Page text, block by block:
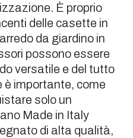
È proprio
delle casette in
da giardino in
possono essere
versatile e del tutto
è importante, come
solo un
Made in Italy
di alta qualità,